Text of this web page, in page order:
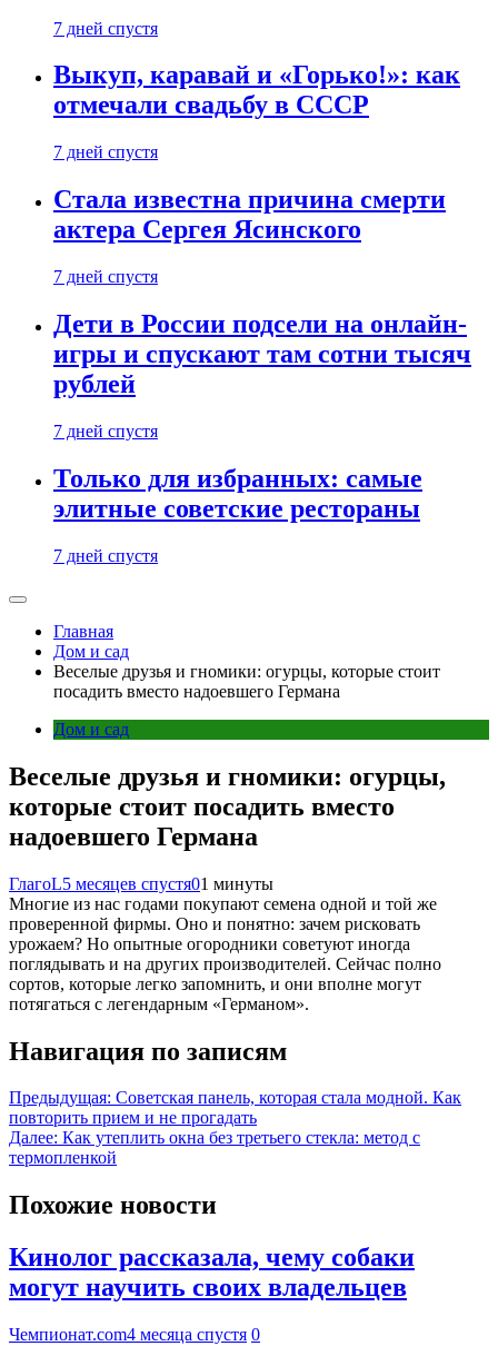
7 дней спустя
Выкуп, каравай и «Горько!»: как
отмечали свадьбу в СССР
7 дней спустя
Стала известна причина смерти
актера Сергея Ясинского
7 дней спустя
Дети в России подсели на онлайн-
игры и спускают там сотни тысяч
рублей
7 дней спустя
Только для избранных: самые
элитные советские рестораны
7 дней спустя
Главная
Дом и сад
Веселые друзья и гномики: огурцы, которые стоит
посадить вместо надоевшего Германа
Дом и сад
Веселые друзья и гномики: огурцы,
которые стоит посадить вместо
надоевшего Германа
ГлагоL5 месяцев спустя01 минуты
Многие из нас годами покупают семена одной и той же
проверенной фирмы. Оно и понятно: зачем рисковать
урожаем? Но опытные огородники советуют иногда
поглядывать и на других производителей. Сейчас полно
сортов, которые легко запомнить, и они вполне могут
потягаться с легендарным «Германом».
Навигация по записям
Предыдущая: Советская панель, которая стала модной. Как
повторить прием и не прогадать
Далее: Как утеплить окна без третьего стекла: метод с
термопленкой
Похожие новости
Кинолог рассказала, чему собаки
могут научить своих владельцев
Чемпионат.com4 месяца спустя 0